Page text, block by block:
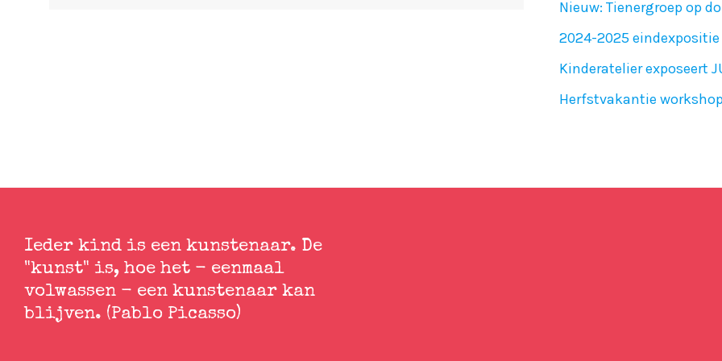
Nieuw: Tienergroep op
2024-2025
Kinderatelier exposeert
Herfstvakantie
Ieder kind is een kunstenaar. De
"kunst" is, hoe het - eenmaal
volwassen - een kunstenaar kan
blijven. (Pablo Picasso)